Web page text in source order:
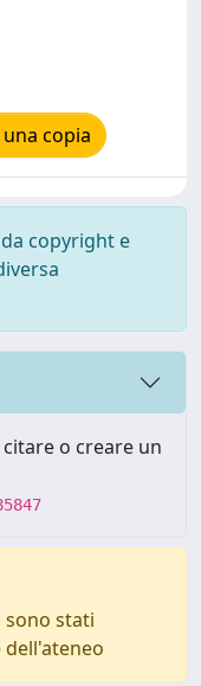
copia
copyright e
o creare un
sono stati